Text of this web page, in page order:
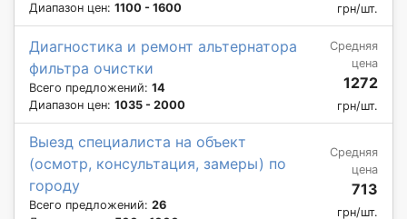
Диапазон цен: 1100 - 1600 грн/шт.
Диагностика и ремонт альтернатора
фильтра очистки
Всего предложений: 14
Диапазон цен: 1035 - 2000
Средняя
цена
1272
грн/шт.
Выезд специалиста на объект
(осмотр, консультация, замеры) по
городу
Всего предложений: 26
Средняя
цена
713
грн/шт.